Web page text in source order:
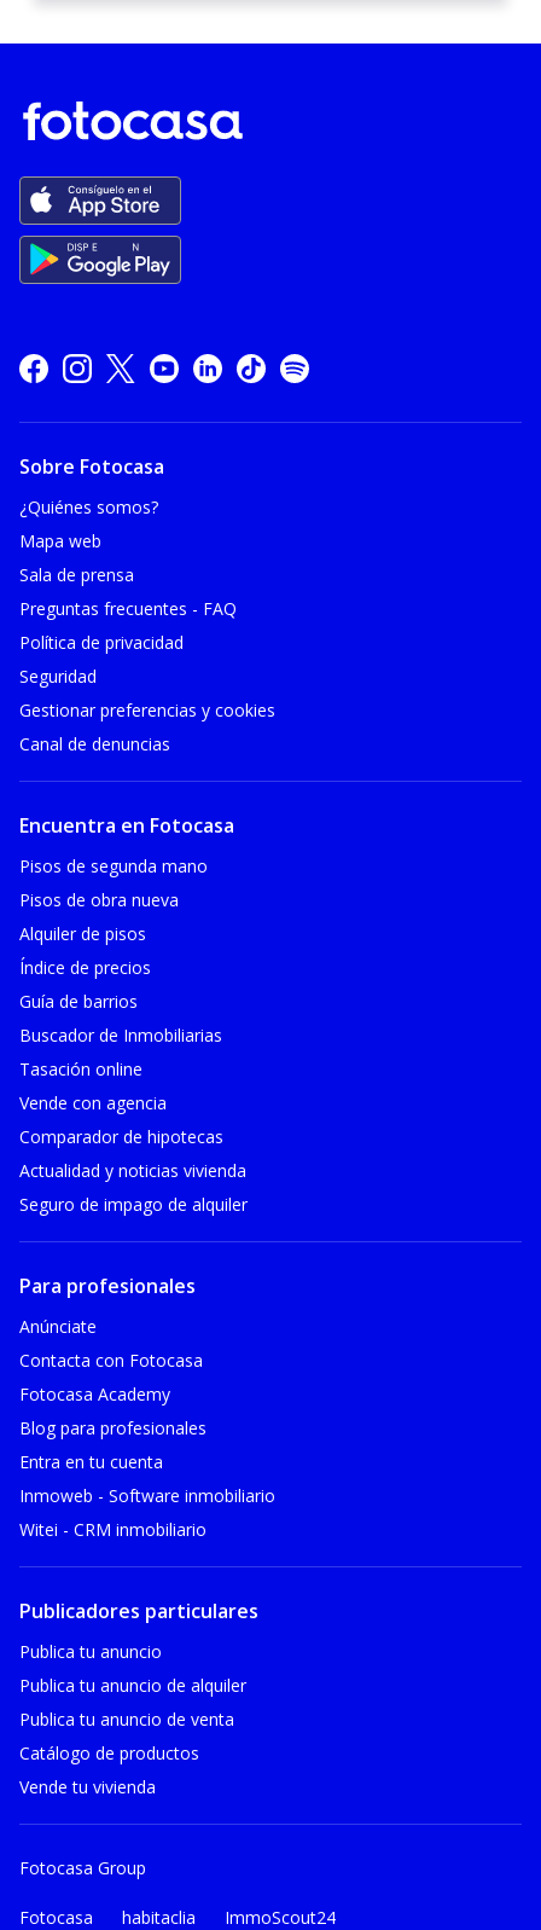
Sobre Fotocasa
¿Quiénes somos?
Mapa web
Sala de prensa
Preguntas frecuentes - FAQ
Política de privacidad
Seguridad
Gestionar preferencias y cookies
Canal de denuncias
Encuentra en Fotocasa
Pisos de segunda mano
Pisos de obra nueva
Alquiler de pisos
Índice de precios
Guía de barrios
Buscador de Inmobiliarias
Tasación online
Vende con agencia
Comparador de hipotecas
Actualidad y noticias vivienda
Seguro de impago de alquiler
Para profesionales
Anúnciate
Contacta con Fotocasa
Fotocasa Academy
Blog para profesionales
Entra en tu cuenta
Inmoweb - Software inmobiliario
Witei - CRM inmobiliario
Publicadores particulares
Publica tu anuncio
Publica tu anuncio de alquiler
Publica tu anuncio de venta
Catálogo de productos
Vende tu vivienda
Fotocasa Group
Fotocasa habitaclia ImmoScout24